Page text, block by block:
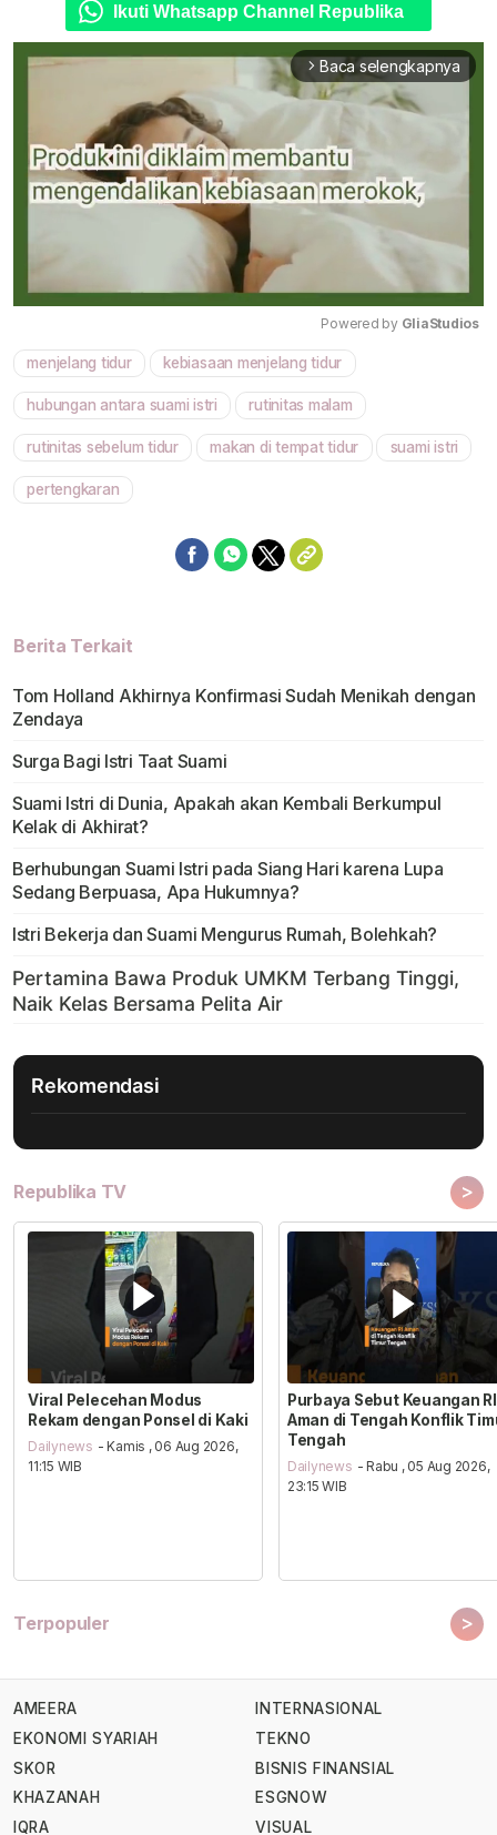
Ikuti Whatsapp Channel Republika
arrow_forward_ios Baca selengkapnya
Powered by GliaStudios
menjelang tidur kebiasaan menjelang tidur
hubungan antara suami istri rutinitas malam
rutinitas sebelum tidur makan di tempat tidur suami istri
pertengkaran
Berita Terkait
Tom Holland Akhirnya Konfirmasi Sudah Menikah dengan
Zendaya
Surga Bagi Istri Taat Suami
Suami Istri di Dunia, Apakah akan Kembali Berkumpul
Kelak di Akhirat?
Berhubungan Suami Istri pada Siang Hari karena Lupa
Sedang Berpuasa, Apa Hukumnya?
Istri Bekerja dan Suami Mengurus Rumah, Bolehkah?
Rekomendasi
Republika TV >
Viral Pelecehan Modus
Rekam dengan Ponsel di Kaki
Dailynews - Kamis , 06 Aug 2026,
11:15 WIB
Purbaya Sebut Keuangan RI
Aman di Tengah Konflik
Tengah
Dailynews - Rabu , 05 Aug 2026,
23:15 WIB
Terpopuler >
AMEERA
EKONOMI SYARIAH
SKOR
KHAZANAH
IQRA
INTERNASIONAL
TEKNO
BISNIS FINANSIAL
ESGNOW
VISUAL